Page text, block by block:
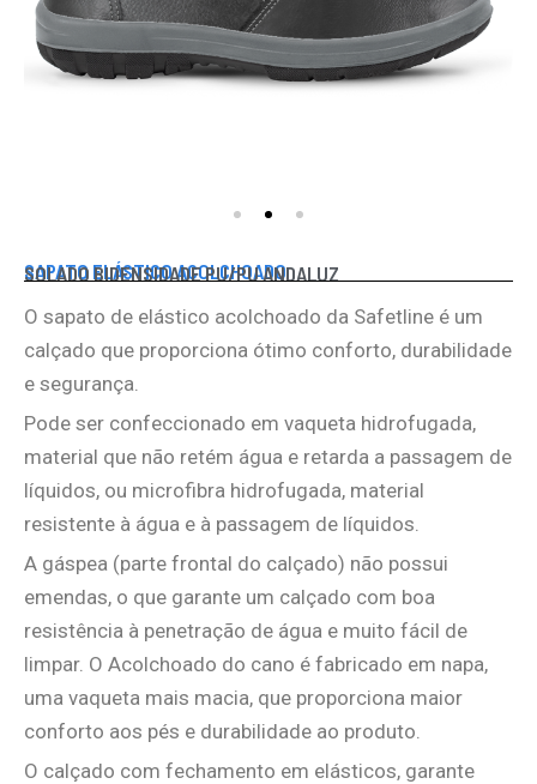
SAPATO ELÁSTICO ACOLCHOADO
SOLADO BIDENSIDADE PU/PU ANDALUZ
O sapato de elástico acolchoado da Safetline é um
calçado que proporciona ótimo conforto, durabilidade
e segurança.
Pode ser confeccionado em vaqueta hidrofugada,
material que não retém água e retarda a passagem de
líquidos, ou microfibra hidrofugada, material
resistente à água e à passagem de líquidos.
A gáspea (parte frontal do calçado) não possui
emendas, o que garante um calçado com boa
resistência à penetração de água e muito fácil de
limpar. O Acolchoado do cano é fabricado em napa,
uma vaqueta mais macia, que proporciona maior
conforto aos pés e durabilidade ao produto.
O calçado com fechamento em elásticos, garante